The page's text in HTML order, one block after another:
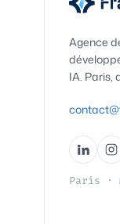
Agence
IA. Paris,
Paris ·